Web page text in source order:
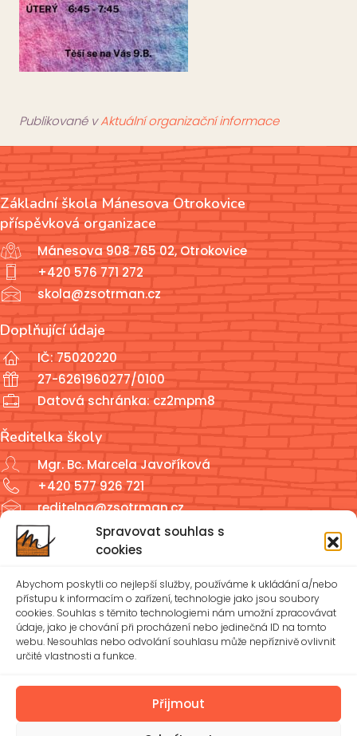
Spravovat souhlas s
cookies
Abychom poskytli co nejlepší služby, používáme k ukládání a/nebo
přístupu k informacím o zařízení, technologie jako jsou soubory
cookies. Souhlas s těmito technologiemi nám umožní zpracovávat
údaje, jako je chování při procházení nebo jedinečná ID na tomto
webu. Nesouhlas nebo odvolání souhlasu může nepříznivě ovlivnit
určité vlastnosti a funkce.
Přijmout
Publikované vAktuální organizační informace
Základní škola Mánesova Otrokovice
příspěvková organizace
Mánesova 908 765 02, Otrokovice
+420 576 771 272
skola@zsotrman.cz
Doplňující údaje
IČ: 75020220
27-6261960277/0100
Datová schránka: cz2mpm8
Ředitelka školy
Mgr. Bc. Marcela Javoříková
+420 577 926 721
reditelna@zsotrman.cz
Školní jídelna a školní družina
ŠD: +420 577 926 720
reditelna@zsotrman.cz
Zásady cookies (EU)
Ochrana osobních údajů – GDPR